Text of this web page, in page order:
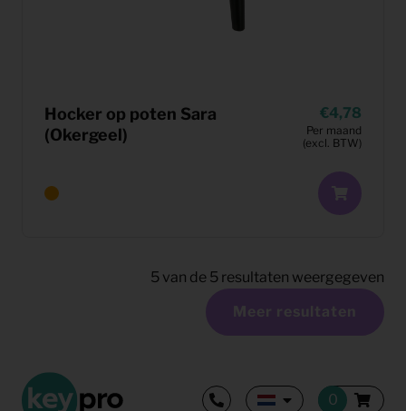
Hocker op poten Sara
(Okergeel)
4,78
Per maand
(excl. BTW)
5 van de 5 resultaten weergegeven
Meer resultaten